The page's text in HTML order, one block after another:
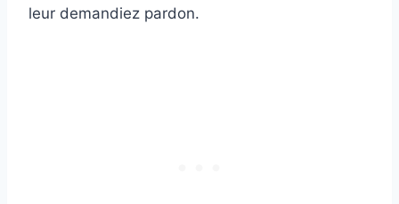
leur demandiez pardon.